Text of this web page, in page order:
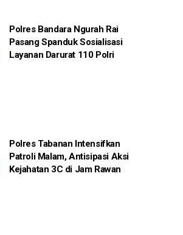
Polres Bandara Ngurah Rai
Pasang Spanduk Sosialisasi
Layanan Darurat 110 Polri
Polres Tabanan Intensifkan
Patroli Malam, Antisipasi Aksi
Kejahatan 3C di Jam Rawan